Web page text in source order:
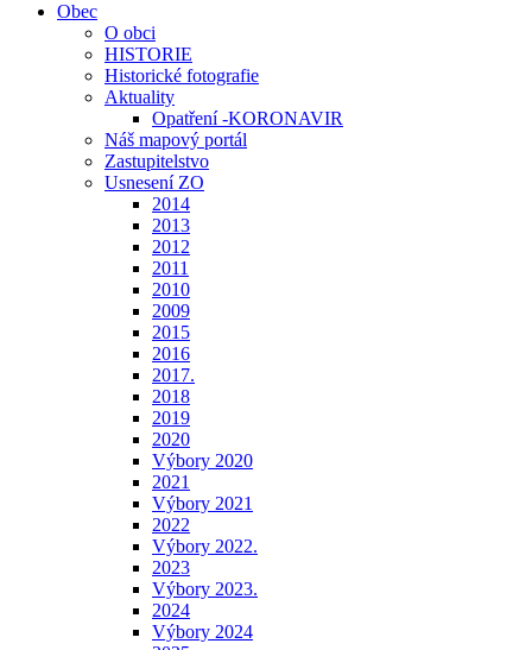
Obec
O obci
HISTORIE
Historické fotografie
Aktuality
Opatření -KORONAVIR
Náš mapový portál
Zastupitelstvo
Usnesení ZO
2014
2013
2012
2011
2010
2009
2015
2016
2017.
2018
2019
2020
Výbory 2020
2021
Výbory 2021
2022
Výbory 2022.
2023
Výbory 2023.
2024
Výbory 2024